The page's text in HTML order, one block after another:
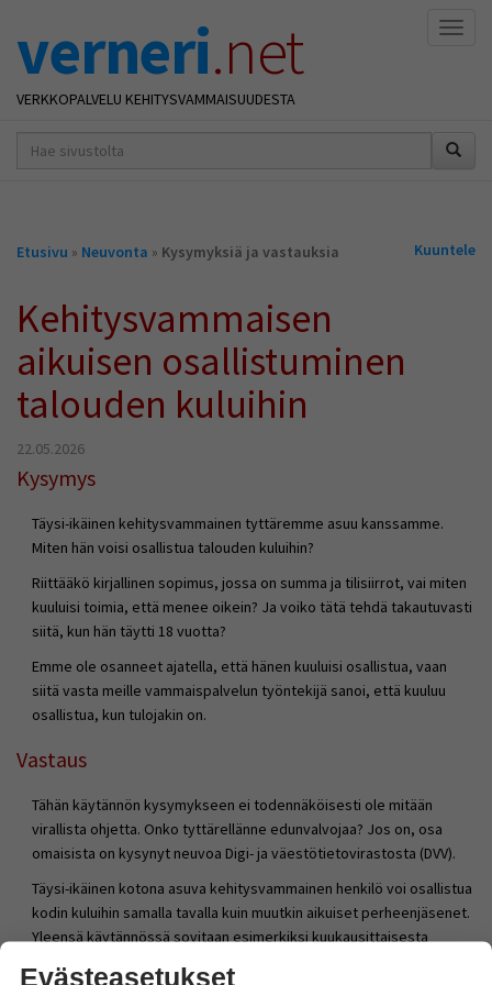
verneri.net
VERKKOPALVELU KEHITYSVAMMAISUUDESTA
hakusana(t)
Olet
Etusivu » Neuvonta » Kysymyksiä ja vastauksia Kuuntele
Kehitysvammaisen
aikuisen osallistuminen
talouden kuluihin
22.05.2026
Kysymys
Täysi-ikäinen kehitysvammainen tyttäremme asuu kanssamme.
Miten hän voisi osallistua talouden kuluihin?
Riittääkö kirjallinen sopimus, jossa on summa ja tilisiirrot, vai miten
kuuluisi toimia, että menee oikein? Ja voiko tätä tehdä takautuvasti
siitä, kun hän täytti 18 vuotta?
Emme ole osanneet ajatella, että hänen kuuluisi osallistua, vaan
siitä vasta meille vammaispalvelun työntekijä sanoi, että kuuluu
osallistua, kun tulojakin on.
Vastaus
Tähän käytännön kysymykseen ei todennäköisesti ole mitään
virallista ohjetta. Onko tyttärellänne edunvalvojaa? Jos on, osa
omaisista on kysynyt neuvoa Digi- ja väestötietovirastosta (DVV).
Täysi-ikäinen kotona asuva kehitysvammainen henkilö voi osallistua
kodin kuluihin samalla tavalla kuin muutkin aikuiset perheenjäsenet.
Yleensä käytännössä sovitaan esimerkiksi kuukausittaisesta
Evästeasetukset